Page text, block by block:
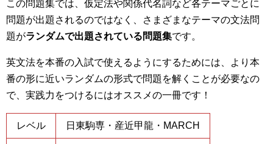
この問題集では、仮定法や関係代名詞など各テーマごとに
問題が出題されるのではなく、さまざまなテーマの文法問
題がランダムで出題されている問題集です。
英文法を本番の入試で使えるようにするためには、より本
番の形に近いランダムの形式で問題を解くことが必要なの
で、実践力をつけるにはオススメの一冊です！
レベル 日東駒専・産近甲龍・MARCH